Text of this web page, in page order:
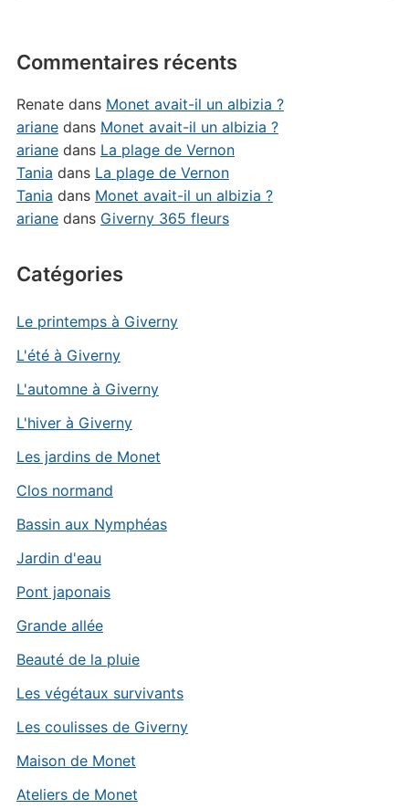
Commentaires récents
Renatedans Monet avait-il un albizia ?
arianedans Monet avait-il un albizia ?
arianedans La plage de Vernon
Tania dans La plage de Vernon
Tania dans Monet avait-il un albizia ?
arianedans Giverny 365 fleurs
Catégories
Le printemps à Giverny
L'été à Giverny
L'automne à Giverny
L'hiver à Giverny
Les jardins de Monet
Clos normand
Bassin aux Nymphéas
Jardin d'eau
Pont japonais
Grande allée
Beauté de la pluie
Les végétaux survivants
Les coulisses de Giverny
Maison de Monet
Ateliers de Monet